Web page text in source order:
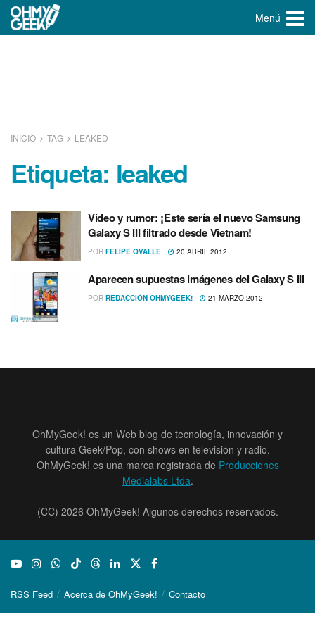
Menú
INICIO TAG LEAKED
Etiqueta: leaked
Video y rumor: ¡Este serí­a el nuevo Samsung
Galaxy S III filtrado desde Vietnam!
POR FELIPE OVALLE 20 ABRIL 2012
Aparecen supuestas imágenes del Galaxy S III
POR REDACCIÓN OHMYGEEK! 21 MARZO 2012
OhMyGeek! es un Web blog de tecnología, innovación y
cultura Geek/Pop, con shows en televisión y radio.
OhMyGeek! es una marca registrada de Producciones
Medialabs Ltda.
(CC) 2026 OhMyGeek! Algunos derechos reservados.
RSS Feed Acerca de OhMyGeek! Contacto